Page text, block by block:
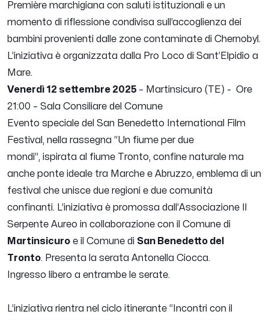
Première marchigiana con saluti istituzionali e un
momento di riflessione condivisa sull’accoglienza dei
bambini provenienti dalle zone contaminate di Chernobyl.
L’iniziativa è organizzata dalla Pro Loco di Sant’Elpidio a
Mare.
Venerdì 12 settembre 2025 – Martinsicuro (TE) - Ore
21:00 – Sala Consiliare del Comune
Evento speciale del San Benedetto International Film
Festival, nella rassegna “Un fiume per due
mondi”, ispirata al fiume Tronto, confine naturale ma
anche ponte ideale tra Marche e Abruzzo, emblema di un
festival che unisce due regioni e due comunità
confinanti. L’iniziativa è promossa dall’Associazione Il
Serpente Aureo in collaborazione con il Comune di
Martinsicuro e il Comune di San Benedetto del
Tronto. Presenta la serata Antonella Ciocca.
Ingresso libero a entrambe le serate.
L’iniziativa rientra nel ciclo itinerante “Incontri con il